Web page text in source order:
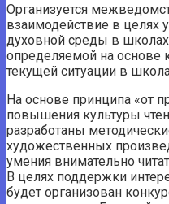
Организуется
взаимодействие в целях
духовной среды в школах
определяемой на основе
текущей ситуации в
На основе принципа «от
повышения культуры
разработаны
художественных
умения внимательно
В целях поддержки
будет организован